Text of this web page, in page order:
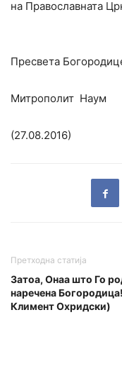
на Православната
Пресвета
Митрополит Наум
(27.08.2016)
Претходна статија
Затоа, Онаа што Го
наречена
Климент Охридски)